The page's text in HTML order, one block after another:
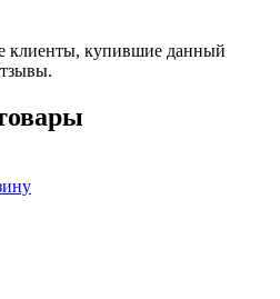
клиенты, купившие данный